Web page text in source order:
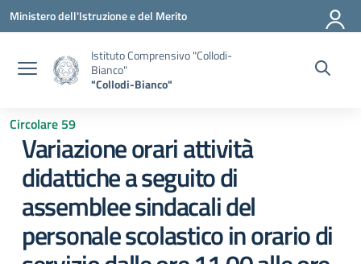
Vai ai contenuti
Vai al menu di navigazione
Vai al footer
Ministero dell'Istruzione e del Merito
Istituto Comprensivo "Collodi-
Bianco"
"Collodi-Bianco"
Circolare 59
Variazione orari attività
didattiche a seguito di
assemblee sindacali del
personale scolastico in orario di